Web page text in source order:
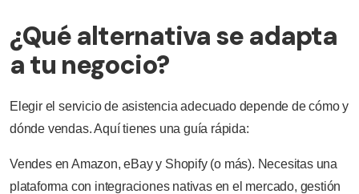
¿Qué alternativa se adapta
a tu negocio?
Elegir el servicio de asistencia adecuado depende de cómo y
dónde vendas. Aquí tienes una guía rápida:
Vendes en Amazon, eBay y Shopify (o más). Necesitas una
plataforma con integraciones nativas en el mercado, gestión